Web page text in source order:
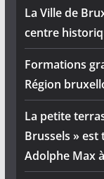
La Ville de
centre
Formations
Région
La petite
Brussels » est
Adolphe Max